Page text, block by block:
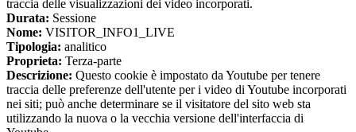
traccia delle visualizzazioni dei video incorporati.
Durata: Sessione
Nome: VISITOR_INFO1_LIVE
Tipologia: analitico
Proprieta: Terza-parte
Descrizione: Questo cookie è impostato da Youtube per tenere
traccia delle preferenze dell'utente per i video di Youtube incorporati
nei siti; può anche determinare se il visitatore del sito web sta
utilizzando la nuova o la vecchia versione dell'interfaccia di